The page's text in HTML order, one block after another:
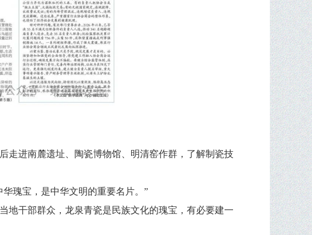
走进南麓遗址、陶瓷博物馆、明清窑作群，了解制瓷技
瑰宝，是中华文明的重要名片。”
地干部群众，龙泉青瓷是民族文化的瑰宝，有必要建一